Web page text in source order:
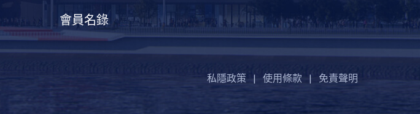
會員名錄
私隱政策 | 使用條款 | 免責聲明